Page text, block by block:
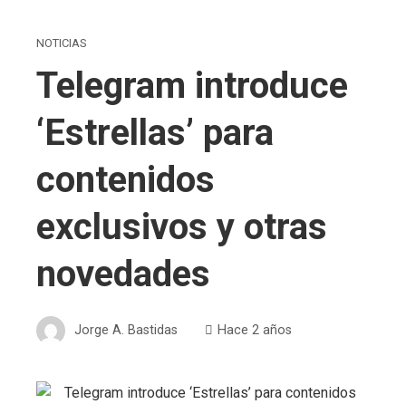
NOTICIAS
Telegram introduce
‘Estrellas’ para
contenidos
exclusivos y otras
novedades
Jorge A. Bastidas Hace 2 años